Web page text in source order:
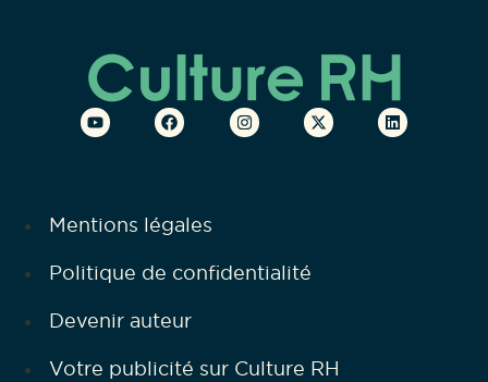
Mentions légales
Politique de confidentialité
Devenir auteur
Votre publicité sur Culture RH